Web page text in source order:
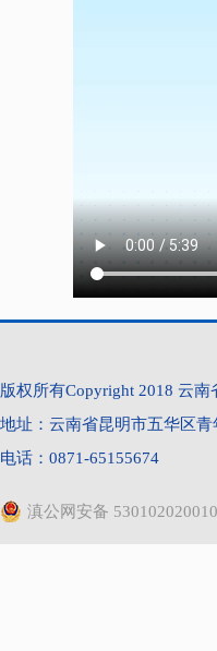
版权所有Copyright 2018 云
地址：云南省昆明市五华区
电话：0871-65155674
滇公网安备